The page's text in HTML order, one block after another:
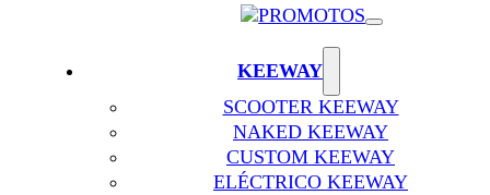
KEEWAY
SCOOTER KEEWAY
NAKED KEEWAY
CUSTOM KEEWAY
ELÉCTRICO KEEWAY